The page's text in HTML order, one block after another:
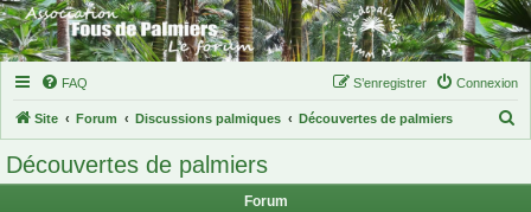
FAQ Connexion
S’enregistrer
Site Forum Discussions palmiques Découvertes de palmiers
Découvertes de palmiers
Forum